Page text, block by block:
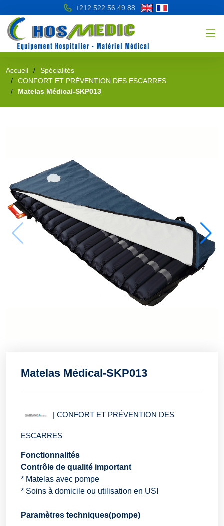
+212 522 56 49 88
Accueil
Spécialités
CONFORT ET PRÉVENTION DES ESCARRES
Matelas Médical-SKP013
Matelas Médical-SKP013
| CONFORT ET PRÉVENTION DES
ESCARRES
Fonctionnalités
Contrôle de qualité important
* Matelas avec pompe
* Soins à domicile ou utilisation en USI
Paramètres techniques(pompe)